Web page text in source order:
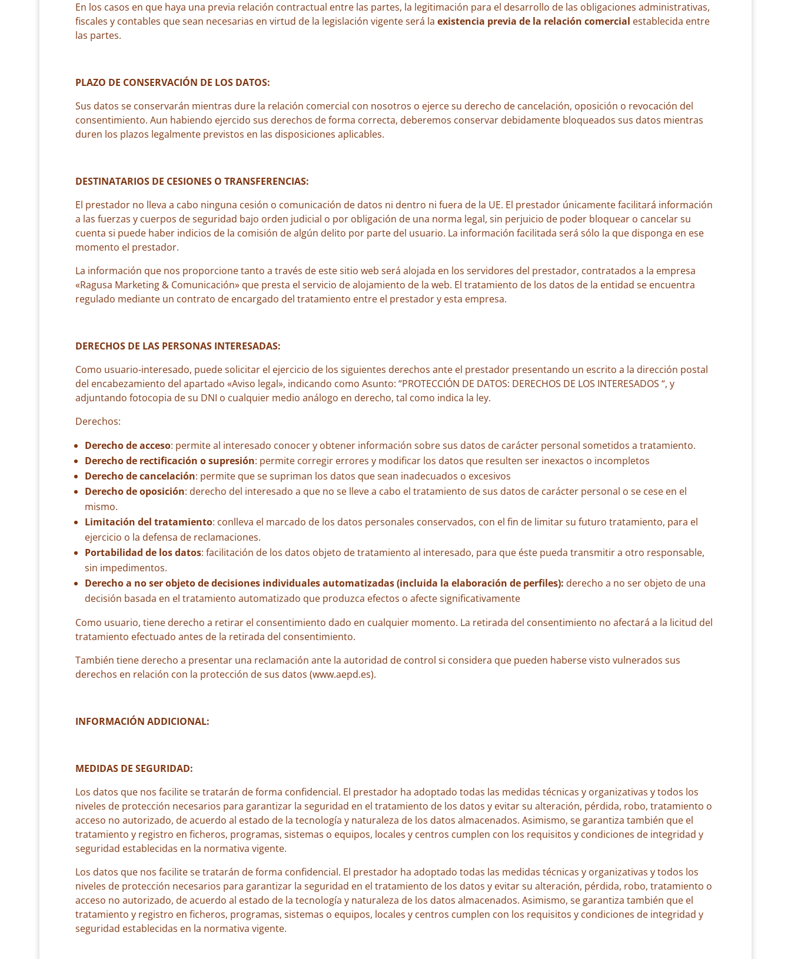
En los casos en que haya una previa relación contractual entre las partes, la legitimación para el desarrollo de las obligaciones administrativas,
fiscales y contables que sean necesarias en virtud de la legislación vigente será la existencia previa de la relación comercial establecida entre
las partes.
PLAZO DE CONSERVACIÓN DE LOS DATOS:
Sus datos se conservarán mientras dure la relación comercial con nosotros o ejerce su derecho de cancelación, oposición o revocación del
consentimiento. Aun habiendo ejercido sus derechos de forma correcta, deberemos conservar debidamente bloqueados sus datos mientras
duren los plazos legalmente previstos en las disposiciones aplicables.
DESTINATARIOS DE CESIONES O TRANSFERENCIAS:
El prestador no lleva a cabo ninguna cesión o comunicación de datos ni dentro ni fuera de la UE. El prestador únicamente facilitará información
a las fuerzas y cuerpos de seguridad bajo orden judicial o por obligación de una norma legal, sin perjuicio de poder bloquear o cancelar su
cuenta si puede haber indicios de la comisión de algún delito por parte del usuario. La información facilitada será sólo la que disponga en ese
momento el prestador.
La información que nos proporcione tanto a través de este sitio web será alojada en los servidores del prestador, contratados a la empresa
«Ragusa Marketing & Comunicación» que presta el servicio de alojamiento de la web. El tratamiento de los datos de la entidad se encuentra
regulado mediante un contrato de encargado del tratamiento entre el prestador y esta empresa.
DERECHOS DE LAS PERSONAS INTERESADAS:
Como usuario-interesado, puede solicitar el ejercicio de los siguientes derechos ante el prestador presentando un escrito a la dirección postal
del encabezamiento del apartado «Aviso legal», indicando como Asunto: “PROTECCIÓN DE DATOS: DERECHOS DE LOS INTERESADOS “, y
adjuntando fotocopia de su DNI o cualquier medio análogo en derecho, tal como indica la ley.
Derechos:
Derecho de acceso: permite al interesado conocer y obtener información sobre sus datos de carácter personal sometidos a tratamiento.
Derecho de rectificación o supresión: permite corregir errores y modificar los datos que resulten ser inexactos o incompletos
Derecho de cancelación: permite que se supriman los datos que sean inadecuados o excesivos
Derecho de oposición: derecho del interesado a que no se lleve a cabo el tratamiento de sus datos de carácter personal o se cese en el
mismo.
Limitación del tratamiento: conlleva el marcado de los datos personales conservados, con el fin de limitar su futuro tratamiento, para el
ejercicio o la defensa de reclamaciones.
Portabilidad de los datos: facilitación de los datos objeto de tratamiento al interesado, para que éste pueda transmitir a otro responsable,
sin impedimentos.
Derecho a no ser objeto de decisiones individuales automatizadas (incluida la elaboración de perfiles): derecho a no ser objeto de una
decisión basada en el tratamiento automatizado que produzca efectos o afecte significativamente
Como usuario, tiene derecho a retirar el consentimiento dado en cualquier momento. La retirada del consentimiento no afectará a la licitud del
tratamiento efectuado antes de la retirada del consentimiento.
También tiene derecho a presentar una reclamación ante la autoridad de control si considera que pueden haberse visto vulnerados sus
derechos en relación con la protección de sus datos (www.aepd.es).
INFORMACIÓN ADDICIONAL:
MEDIDAS DE SEGURIDAD:
Los datos que nos facilite se tratarán de forma confidencial. El prestador ha adoptado todas las medidas técnicas y organizativas y todos los
niveles de protección necesarios para garantizar la seguridad en el tratamiento de los datos y evitar su alteración, pérdida, robo, tratamiento o
acceso no autorizado, de acuerdo al estado de la tecnología y naturaleza de los datos almacenados. Asimismo, se garantiza también que el
tratamiento y registro en ficheros, programas, sistemas o equipos, locales y centros cumplen con los requisitos y condiciones de integridad y
seguridad establecidas en la normativa vigente.
Los datos que nos facilite se tratarán de forma confidencial. El prestador ha adoptado todas las medidas técnicas y organizativas y todos los
niveles de protección necesarios para garantizar la seguridad en el tratamiento de los datos y evitar su alteración, pérdida, robo, tratamiento o
acceso no autorizado, de acuerdo al estado de la tecnología y naturaleza de los datos almacenados. Asimismo, se garantiza también que el
tratamiento y registro en ficheros, programas, sistemas o equipos, locales y centros cumplen con los requisitos y condiciones de integridad y
seguridad establecidas en la normativa vigente.